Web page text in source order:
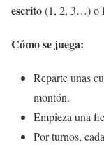
escrito(1, 2, 3…) o
Cómo se juega:
Reparte unas
montón.
Empieza una
Por turnos,